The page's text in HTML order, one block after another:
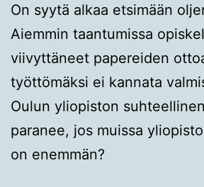
On syytä alkaa etsimään
Aiemmin taantumissa
viivyttäneet papereiden
työttömäksi ei kannata
Oulun yliopiston
paranee, jos muissa
on enemmän?